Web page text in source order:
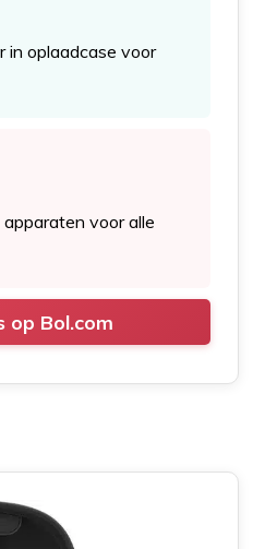
in oplaadcase voor
voor alle
op Bol.com